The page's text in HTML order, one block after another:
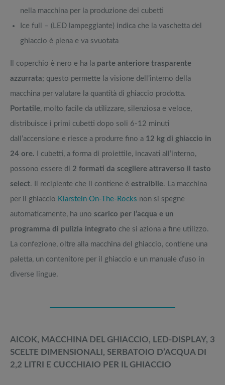
nella macchina per la produzione dei cubetti
Ice full – (LED lampeggiante) indica che la vaschetta del
ghiaccio è piena e va svuotata
Il coperchio è nero e ha la parte anteriore trasparente
azzurrata; questo permette la visione dell’interno della
macchina per valutare la quantità di ghiaccio prodotta.
Portatile, molto facile da utilizzare, silenziosa e veloce,
distribuisce i primi cubetti dopo soli 6-12 minuti
dall’accensione e riesce a produrre fino a 12 kg di ghiaccio in
24 ore.
I cubetti, a forma di proiettile, incavati all’interno,
possono essere di 2 formati da scegliere attraverso il tasto
select. Il recipiente che li contiene è estraibile. La macchina
per il ghiaccio Klarstein On-The-Rocks non si spegne
automaticamente, ha uno scarico per l’acqua e un
programma di pulizia integrato che si aziona a fine utilizzo.
La confezione, oltre alla macchina del ghiaccio, contiene una
paletta, un contenitore per il ghiaccio e un manuale d’uso in
diverse lingue.
AICOK, MACCHINA DEL GHIACCIO, LED-DISPLAY, 3
SCELTE DIMENSIONALI, SERBATOIO D’ACQUA DI
2,2 LITRI E CUCCHIAIO PER IL GHIACCIO